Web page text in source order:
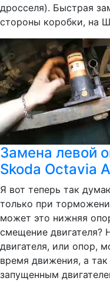
дросселя). Быстрая
стороны коробки, на
Замена левой
Skoda Octavia
Я вот теперь так
только при
может это нижняя
смещение двигателя?
двигателя, или опор,
время движения, а
запущенным